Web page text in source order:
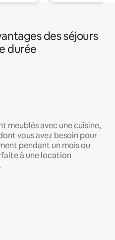
des séjours
durée
meublés avec une cuisine,
vous avez besoin pour
pendant un mois ou
à une location